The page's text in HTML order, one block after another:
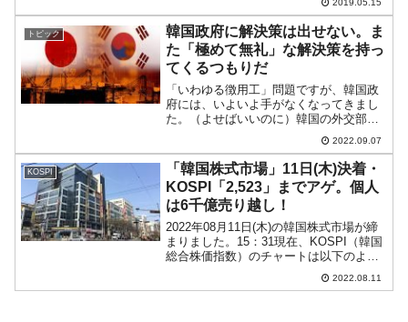
をするまでは、協議が順調に進展してい
るものと思われていたのですが、いった
い何があ...
2019.05.15
トピック
韓国政府に解決策は出せない。ま
た「極めて無礼」な解決策を持っ
てくるつもりだ
「いわゆる徴用工」問題ですが、韓国政
府には、いよいよ手がなくなってきまし
た。（よせばいいのに）韓国の外交部は
原告側との協議を行って、意見聴取し、
なんとか合意しようとしましたが、全く
の無駄でした。韓国メディア各紙の記事
によると、外交部はこれ以...
2022.09.07
KOSPI
「韓国株式市場」11日(木)決着・
KOSPI「2,523」までアゲ。個人
は6千億売り越し！
2022年08月11日(木)の韓国株式市場が締
まりました。15：31現在、KOSPI（韓国
総合株価指数）のチャートは以下のよう
『Investing.com』より引用）。KOSPIは
2022.08.11